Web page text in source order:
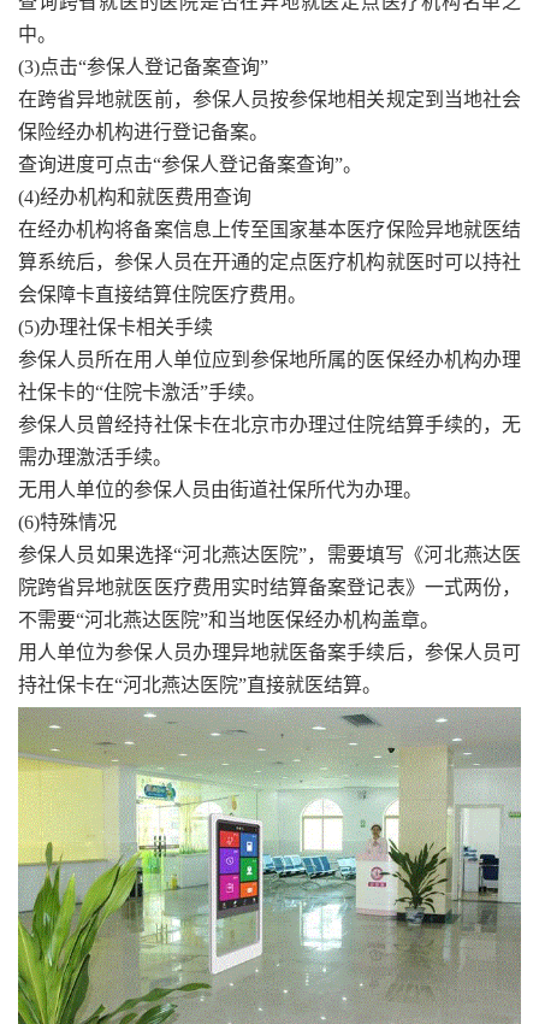
中。
(3)点击“参保人登记备案查询”
在跨省异地就医前，参保人员按参保地相关规定到当地社会
保险经办机构进行登记备案。
查询进度可点击“参保人登记备案查询”。
(4)经办机构和就医费用查询
在经办机构将备案信息上传至国家基本医疗保险异地就医结
算系统后，参保人员在开通的定点医疗机构就医时可以持社
会保障卡直接结算住院医疗费用。
(5)办理社保卡相关手续
参保人员所在用人单位应到参保地所属的医保经办机构办理
社保卡的“住院卡激活”手续。
参保人员曾经持社保卡在北京市办理过住院结算手续的，无
需办理激活手续。
无用人单位的参保人员由街道社保所代为办理。
(6)特殊情况
参保人员如果选择“河北燕达医院”，需要填写《河北燕达医
院跨省异地就医医疗费用实时结算备案登记表》一式两份，
不需要“河北燕达医院”和当地医保经办机构盖章。
用人单位为参保人员办理异地就医备案手续后，参保人员可
持社保卡在“河北燕达医院”直接就医结算。